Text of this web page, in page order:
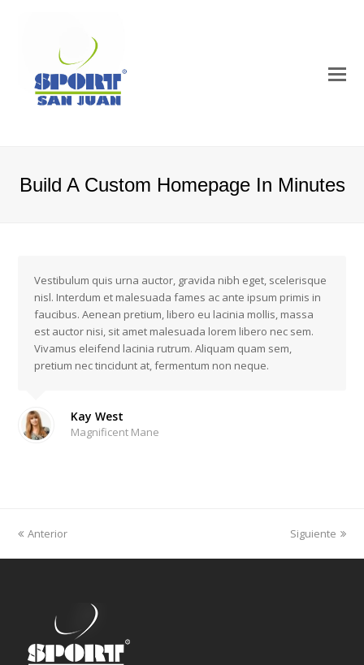
Build A Custom Homepage In Minutes
Vestibulum quis urna auctor, gravida nibh eget, scelerisque
nisl. Interdum et malesuada fames ac ante ipsum primis in
faucibus. Aenean pretium, libero eu lacinia mollis, massa
est auctor nisi, sit amet malesuada lorem libero nec sem.
Vivamus eleifend lacinia rutrum. Aliquam quam sem,
pretium nec tincidunt at, fermentum non neque.
Kay West
Magnificent Mane
Anterior Siguiente